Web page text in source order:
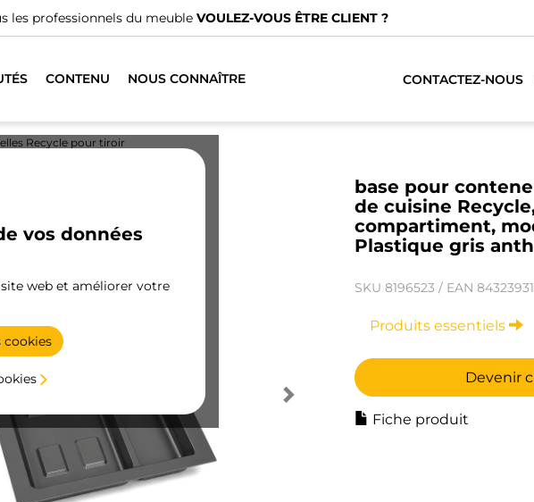
les professionnels du meuble VOULEZ-VOUS ÊTRE CLIENT ?
CONTENU NOUS CONNAÎTRE CONTACTEZ-NOUS
vos données
web et améliorer votre
cookies
Recycle pour tiroir
base pour
de cuisine
compartiment,
Plastique gris
SKU 8196523 / EAN
Produits essentiels
Devenir
Fiche produit